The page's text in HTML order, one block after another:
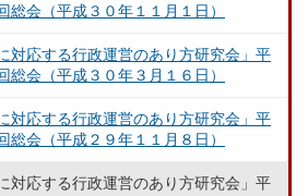
総会（平成３０年１１月１日）
対応する行政運営のあり方研究会」平
総会（平成３０年３月１６日）
対応する行政運営のあり方研究会」平
総会（平成２９年１１月８日）
対応する行政運営のあり方研究会」平